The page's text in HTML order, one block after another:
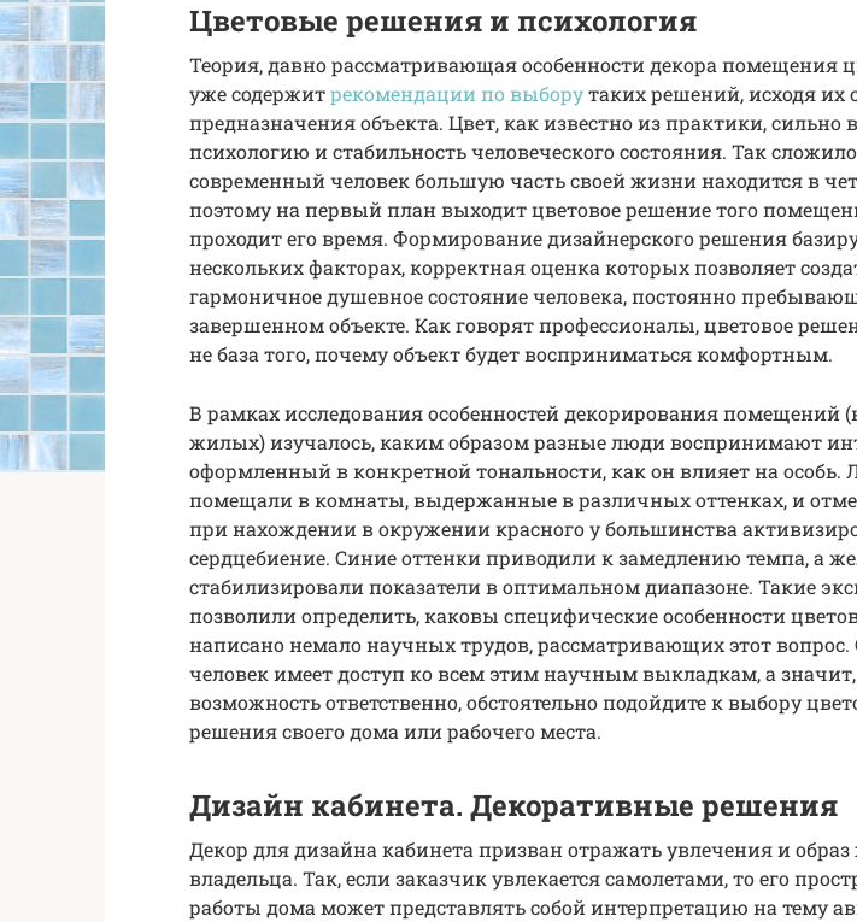
Цветовые решения и психология
Теория, давно рассматривающая особенности декора помещения
уже содержитрекомендации по выборутаких решений, исходя их
предназначения объекта. Цвет, как известно из практики, сильно
психологию и стабильность человеческого состояния. Так
современный человек большую часть своей жизни находится в
поэтому на первый план выходит цветовое решение того
проходит его время. Формирование дизайнерского решения
нескольких факторах, корректная оценка которых позволяет
гармоничное душевное состояние человека, постоянно
завершенном объекте. Как говорят профессионалы, цветовое
не база того, почему объект будет восприниматься комфортным.
В рамках исследования особенностей декорирования помещений
жилых) изучалось, каким образом разные люди воспринимают
оформленный в конкретной тональности, как он влияет на особь.
помещали в комнаты, выдержанные в различных оттенках, и
при нахождении в окружении красного у большинства
сердцебиение. Синие оттенки приводили к замедлению темпа, а
стабилизировали показатели в оптимальном диапазоне. Такие
позволили определить, каковы специфические особенности
написано немало научных трудов, рассматривающих этот
человек имеет доступ ко всем этим научным выкладкам, а значит,
возможность ответственно, обстоятельно подойдите к выбору
решения своего дома или рабочего места.
Дизайн кабинета. Декоративные решения
Декор для дизайна кабинета призван отражать увлечения и образ
владельца. Так, если заказчик увлекается самолетами, то его
работы дома может представлять собой интерпретацию на тему